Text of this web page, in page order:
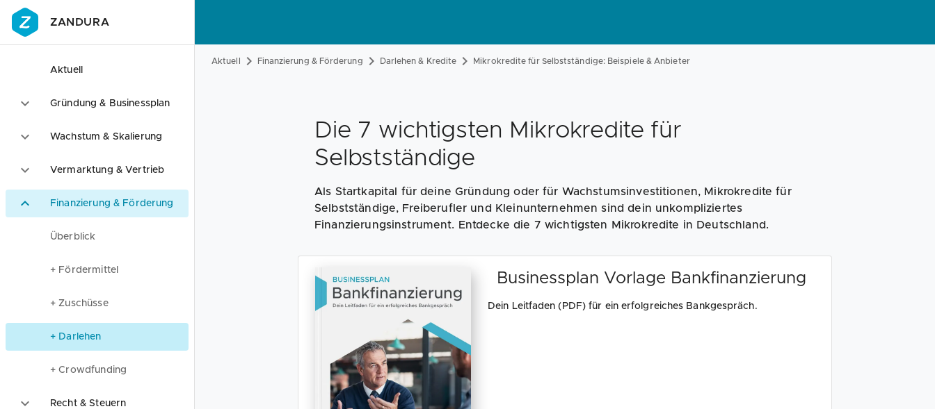
ZANDURA
Aktuell
Gründung & Businessplan
Wachstum & Skalierung
Vermarktung & Vertrieb
Finanzierung & Förderung
Überblick
+ Fördermittel
+ Zuschüsse
+ Darlehen
+ Crowdfunding
Recht & Steuern
Aktuell Finanzierung & Förderung Darlehen & Kredite Mikrokredite für Selbstständige: Beispiele & Anbieter
Die 7 wichtigsten Mikrokredite für
Selbstständige
Als Startkapital für deine Gründung oder für Wachstumsinvestitionen, Mikrokredite für
Selbstständige, Freiberufler und Kleinunternehmen sind dein unkompliziertes
Finanzierungsinstrument. Entdecke die 7 wichtigsten Mikrokredite in Deutschland.
Businessplan Vorlage Bankfinanzierung
Dein Leitfaden (PDF) für ein erfolgreiches Bankgespräch.